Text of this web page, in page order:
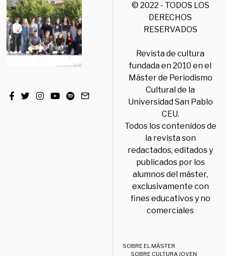
© 2022 - TODOS LOS
DERECHOS
RESERVADOS
Revista de cultura
fundada en 2010 en el
Máster de Periodismo
Cultural de la
Universidad San Pablo
CEU.
Todos los contenidos de
la revista son
redactados, editados y
publicados por los
alumnos del máster,
exclusivamente con
fines educativos y no
comerciales
SOBRE EL MÁSTER
SOBRE CULTURA JOVEN